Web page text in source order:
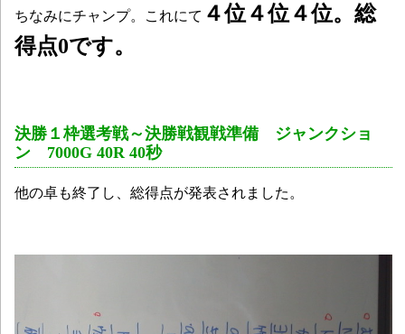
ちなみにチャンプ。これにて ４位４位４位。総
得点0です。
決勝１枠選考戦～決勝戦観戦準備 ジャンクショ
ン 7000G 40R 40秒
他の卓も終了し、総得点が発表されました。